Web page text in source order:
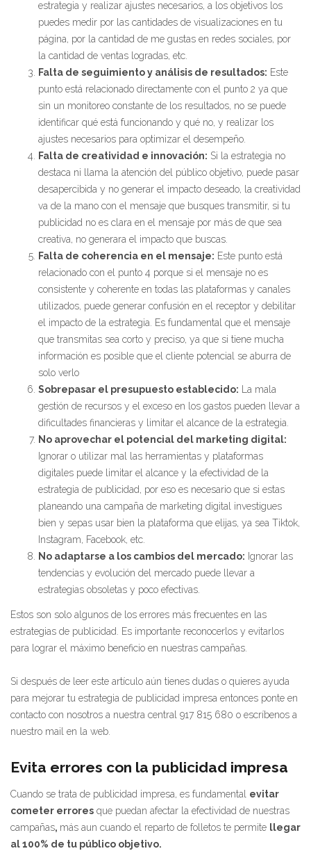
estrategia y realizar ajustes necesarios, a los objetivos los
puedes medir por las cantidades de visualizaciones en tu
página, por la cantidad de me gustas en redes sociales, por
la cantidad de ventas logradas, etc.
Falta de seguimiento y análisis de resultados: Este
punto está relacionado directamente con el punto 2 ya que
sin un monitoreo constante de los resultados, no se puede
identificar qué está funcionando y qué no, y realizar los
ajustes necesarios para optimizar el desempeño.
Falta de creatividad e innovación: Si la estrategia no
destaca ni llama la atención del público objetivo, puede pasar
desapercibida y no generar el impacto deseado, la creatividad
va de la mano con el mensaje que busques transmitir, si tu
publicidad no es clara en el mensaje por más de que sea
creativa, no generara el impacto que buscas.
Falta de coherencia en el mensaje: Este punto está
relacionado con el punto 4 porque si el mensaje no es
consistente y coherente en todas las plataformas y canales
utilizados, puede generar confusión en el receptor y debilitar
el impacto de la estrategia. Es fundamental que el mensaje
que transmitas sea corto y preciso, ya que si tiene mucha
información es posible que el cliente potencial se aburra de
solo verlo
Sobrepasar el presupuesto establecido: La mala
gestión de recursos y el exceso en los gastos pueden llevar a
dificultades financieras y limitar el alcance de la estrategia.
No aprovechar el potencial del marketing digital:
Ignorar o utilizar mal las herramientas y plataformas
digitales puede limitar el alcance y la efectividad de la
estrategia de publicidad, por eso es necesario que si estas
planeando una campaña de marketing digital investigues
bien y sepas usar bien la plataforma que elijas, ya sea Tiktok,
Instagram, Facebook, etc.
No adaptarse a los cambios del mercado: Ignorar las
tendencias y evolución del mercado puede llevar a
estrategias obsoletas y poco efectivas.
Estos son solo algunos de los errores más frecuentes en las
estrategias de publicidad. Es importante reconocerlos y evitarlos
para lograr el máximo beneficio en nuestras campañas.
Si después de leer este artículo aún tienes dudas o quieres ayuda
para mejorar tu estrategia de publicidad impresa entonces ponte en
contacto con nosotros a nuestra central 917 815 680 o escríbenos a
nuestro mail en la web.
Evita errores con la publicidad impresa
Cuando se trata de publicidad impresa, es fundamental evitar
cometer errores que puedan afectar la efectividad de nuestras
campañas, más aun cuando el reparto de folletos te permite llegar
al 100% de tu público objetivo.